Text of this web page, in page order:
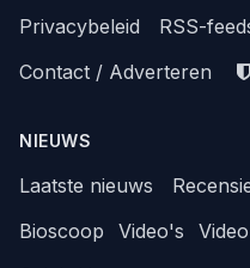
Privacybeleid
RSS-
Contact / Adverteren
NIEUWS
Laatste nieuws
Bioscoop
Video's